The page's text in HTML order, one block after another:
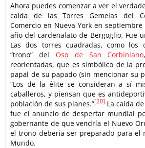
Ahora puedes comenzar a ver el
caída de las Torres Gemelas del
Comercio en Nueva York en
año del cardenalato de Bergoglio. Fue
Las dos torres cuadradas, como los
“trono” del Oso de San Corbiniano
reorientadas, que es simbólico de la
papal de su papado (sin mencionar su
“Los de la élite se consideran a sí
caballeros, y piensan que es
población de sus planes.”[20] La caída
fue el anuncio de despertar mundial
gobernante de que vendría el Nuevo
el trono debería ser preparado para el
Mundo.